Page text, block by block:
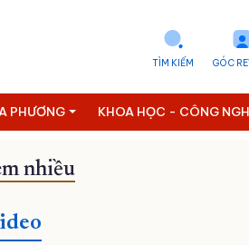
GÓC
TÌM KIẾM
PHƯƠNG KHOA HỌC - CÔNG
Hoạt động lãnh đạo Trung ương
nhiều